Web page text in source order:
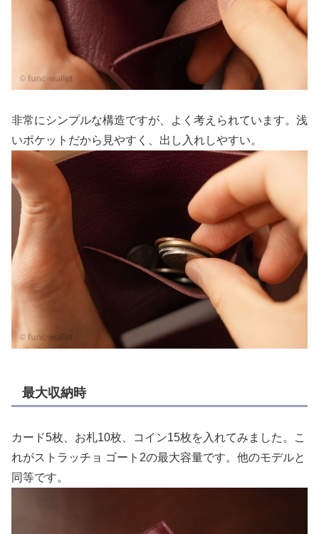
非常にシンプルな構造ですが、よく考えられています。浅
いポケットだから見やすく、出し入れしやすい。
最大収納時
カード5枚、お札10枚、コイン15枚を入れてみました。こ
れがストラッチョ ゴート2の最大容量です。他のモデルと
同等です。